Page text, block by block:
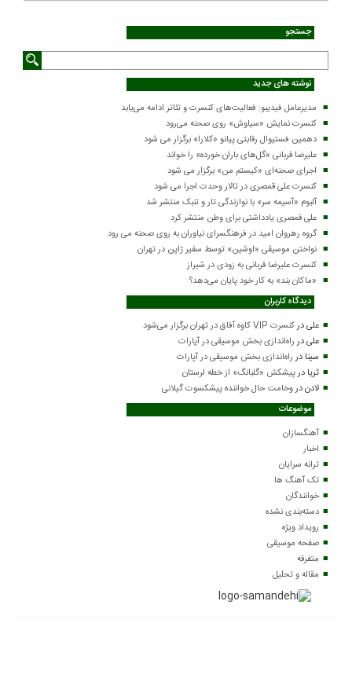
جستجو
نوشته های جدید
مدیرعامل فیدیبو: فعالیت‌های کنسرت و تئاتر ادامه می‌یابد
کنسرت‌ نمایش «سیاوش» روی صحنه می‌رود
دهمین فستیوال رقابتی پیانو «کلارا» برگزار می شود
علیرضا قربانی «گل‌های باران خورده» را خواند
اجرای صحنه‌ای «کیستم من» برگزار می شود
کنسرت علی قمصری در تالار وحدت اجرا می شود
آلبوم «آسیمه سر» با نوازندگی تار و تنبک منتشر شد
علی قمصری یادداشتی برای وطن منتشر کرد
گروه رهروان امید در فرهنگسرای نیاوران به روی صحنه می رود
نواختن موسیقی «اوشین» توسط سفیر ژاپن در تهران
کنسرت علیرضا قربانی به زودی در شیراز
«ماکان بند» به کار خود پایان می‌دهد؟
دیدگاه کاربران
علیدرکنسرت VIP کاوه آفاق در تهران برگزار می‌شود
علیدرراه‌اندازی بخش موسیقی در آپارات
سینا درراه‌اندازی بخش موسیقی در آپارات
ثریا درپیشکش «گلبانگ» از خطه لرستان
لادندروخامت حال خواننده پیشکسوت گیلانی
موضوعات
آهنگسازان
اخبار
ترانه سرایان
تک آهنگ ها
خوانندگان
دسته‌بندی نشده
رویداد ویژه
صفحه موسیقی
متفرقه
مقاله و تحلیل